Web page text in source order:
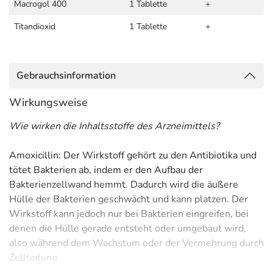
Macrogol 400 1 Tablette
+
Titandioxid
1 Tablette +
Gebrauchsinformation
Wirkungsweise
Wie wirken die Inhaltsstoffe des Arzneimittels?
Amoxicillin: Der Wirkstoff gehört zu den Antibiotika und
tötet Bakterien ab, indem er den Aufbau der
Bakterienzellwand hemmt. Dadurch wird die äußere
Hülle der Bakterien geschwächt und kann platzen. Der
Wirkstoff kann jedoch nur bei Bakterien eingreifen, bei
denen die Hülle gerade entsteht oder umgebaut wird,
also während dem Wachstum oder der Vermehrung durch
Zellteilung.